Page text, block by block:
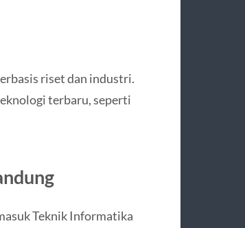
riset dan industri.
terbaru, seperti
Teknik Informatika